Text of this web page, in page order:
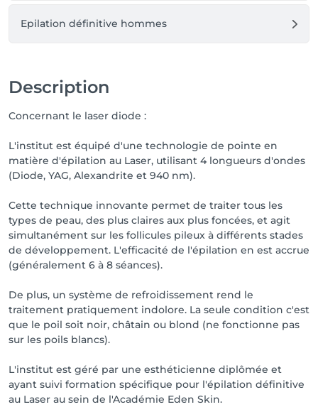
🌿 Mon objectif : offrir des résultats visibles, durables
bienveillant. Je vous accueille avec plaisir pour un
diagnostic personnalisé.
Epilation définitive hommes
Description
Concernant le laser diode :
L'institut est équipé d'une technologie de pointe en
matière d'épilation au Laser, utilisant 4 longueurs d'ondes
(Diode, YAG, Alexandrite et 940 nm).
Cette technique innovante permet de traiter tous les
types de peau, des plus claires aux plus foncées, et agit
simultanément sur les follicules pileux à différents stades
de développement. L'efficacité de l'épilation en est accrue
(généralement 6 à 8 séances).
De plus, un système de refroidissement rend le
traitement pratiquement indolore. La seule condition c'est
que le poil soit noir, châtain ou blond (ne fonctionne pas
sur les poils blancs).
L'institut est géré par une esthéticienne diplômée et
ayant suivi formation spécifique pour l'épilation définitive
au Laser au sein de l'Académie Eden Skin.